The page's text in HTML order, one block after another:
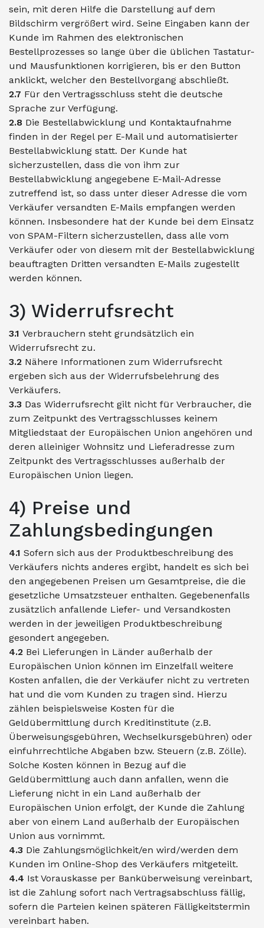
sein, mit deren Hilfe die Darstellung auf dem
Bildschirm vergrößert wird. Seine Eingaben kann der
Kunde im Rahmen des elektronischen
Bestellprozesses so lange über die üblichen Tastatur-
und Mausfunktionen korrigieren, bis er den Button
anklickt, welcher den Bestellvorgang abschließt.
2.7 Für den Vertragsschluss steht die deutsche
Sprache zur Verfügung.
2.8 Die Bestellabwicklung und Kontaktaufnahme
finden in der Regel per E-Mail und automatisierter
Bestellabwicklung statt. Der Kunde hat
sicherzustellen, dass die von ihm zur
Bestellabwicklung angegebene E-Mail-Adresse
zutreffend ist, so dass unter dieser Adresse die vom
Verkäufer versandten E-Mails empfangen werden
können. Insbesondere hat der Kunde bei dem Einsatz
von SPAM-Filtern sicherzustellen, dass alle vom
Verkäufer oder von diesem mit der Bestellabwicklung
beauftragten Dritten versandten E-Mails zugestellt
werden können.
3) Widerrufsrecht
3.1 Verbrauchern steht grundsätzlich ein
Widerrufsrecht zu.
3.2 Nähere Informationen zum Widerrufsrecht
ergeben sich aus der Widerrufsbelehrung des
Verkäufers.
3.3 Das Widerrufsrecht gilt nicht für Verbraucher, die
zum Zeitpunkt des Vertragsschlusses keinem
Mitgliedstaat der Europäischen Union angehören und
deren alleiniger Wohnsitz und Lieferadresse zum
Zeitpunkt des Vertragsschlusses außerhalb der
Europäischen Union liegen.
4) Preise und
Zahlungsbedingungen
4.1 Sofern sich aus der Produktbeschreibung des
Verkäufers nichts anderes ergibt, handelt es sich bei
den angegebenen Preisen um Gesamtpreise, die die
gesetzliche Umsatzsteuer enthalten. Gegebenenfalls
zusätzlich anfallende Liefer- und Versandkosten
werden in der jeweiligen Produktbeschreibung
gesondert angegeben.
4.2 Bei Lieferungen in Länder außerhalb der
Europäischen Union können im Einzelfall weitere
Kosten anfallen, die der Verkäufer nicht zu vertreten
hat und die vom Kunden zu tragen sind. Hierzu
zählen beispielsweise Kosten für die
Geldübermittlung durch Kreditinstitute (z.B.
Überweisungsgebühren, Wechselkursgebühren) oder
einfuhrrechtliche Abgaben bzw. Steuern (z.B. Zölle).
Solche Kosten können in Bezug auf die
Geldübermittlung auch dann anfallen, wenn die
Lieferung nicht in ein Land außerhalb der
Europäischen Union erfolgt, der Kunde die Zahlung
aber von einem Land außerhalb der Europäischen
Union aus vornimmt.
4.3 Die Zahlungsmöglichkeit/en wird/werden dem
Kunden im Online-Shop des Verkäufers mitgeteilt.
4.4 Ist Vorauskasse per Banküberweisung vereinbart,
ist die Zahlung sofort nach Vertragsabschluss fällig,
sofern die Parteien keinen späteren Fälligkeitstermin
vereinbart haben.